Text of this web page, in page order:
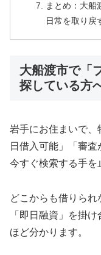
まとめ：大船
日常を取り戻
大船渡市で「
探している方
岩手にお住まいで、
日借入可能」「審査
今すぐ検索する手を
どこからも借りら
「即日融資」を掛
ほど分かります。